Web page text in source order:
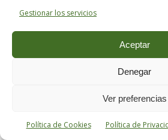
Gestionar los servicios
Aceptar
Denegar
Ver preferencias
Política de Cookies Política de
Los griegos temían la
tiranía
porque las veían
vuelta de la esquina, y
rompía desde su
estructuras